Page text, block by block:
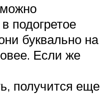
подогретое
буквально на
Если же
получится еще